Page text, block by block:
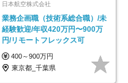
日本航空株式会社
業務企画職（技術系総合職）/未
経験歓迎/年収420万円〜900万
円/リモートフレックス可
400～900万円
東京都_千葉県